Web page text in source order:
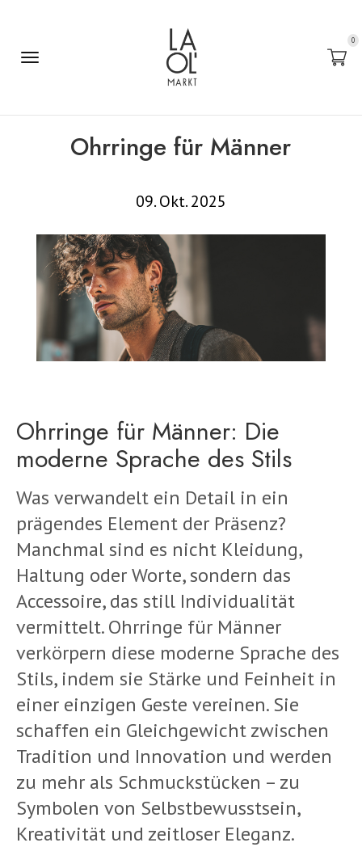
0
Ohrringe für Männer
09. Okt. 2025
Ohrringe für Männer: Die
moderne Sprache des Stils
Was verwandelt ein Detail in ein
prägendes Element der Präsenz?
Manchmal sind es nicht Kleidung,
Haltung oder Worte, sondern das
Accessoire, das still Individualität
vermittelt. Ohrringe für Männer
verkörpern diese moderne Sprache des
Stils, indem sie Stärke und Feinheit in
einer einzigen Geste vereinen. Sie
schaffen ein Gleichgewicht zwischen
Tradition und Innovation und werden
zu mehr als Schmuckstücken – zu
Symbolen von Selbstbewusstsein,
Kreativität und zeitloser Eleganz.